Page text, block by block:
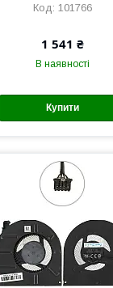
101766
1 541 ₴
В наявності
Купити